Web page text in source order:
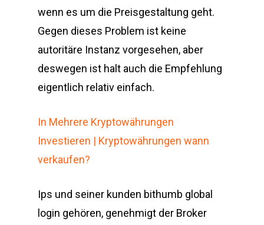
wenn es um die Preisgestaltung geht.
Gegen dieses Problem ist keine
autoritäre Instanz vorgesehen, aber
deswegen ist halt auch die Empfehlung
eigentlich relativ einfach.
In Mehrere Kryptowährungen
Investieren | Kryptowährungen wann
verkaufen?
Ips und seiner kunden bithumb global
login gehören, genehmigt der Broker